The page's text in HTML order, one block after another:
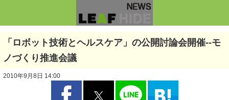
「ロボット技術とヘルスケア」の公開討論会開催--モ
ノづくり推進会議
2010年9月8日 14:00